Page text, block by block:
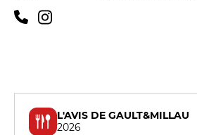
L'AVIS DE GAULT&MILLAU
2026